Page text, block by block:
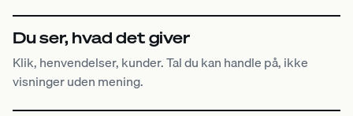
Du ser, hvad det giver
Klik, henvendelser, kunder. Tal du kan handle på, ikke
visninger uden mening.